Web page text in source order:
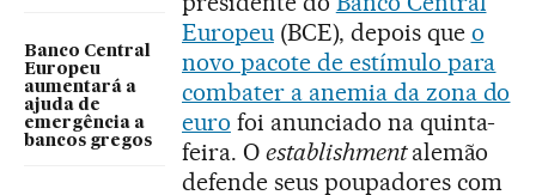
Banco Central
Europeu
aumentará a
ajuda de
emergência a
bancos gregos
Europeu(BCE), depois que o
novo pacote de estímulo para
combater a anemia da zona do
euro foi anunciado na quinta-
feira. O establishmentalemão
defende seus poupadores com